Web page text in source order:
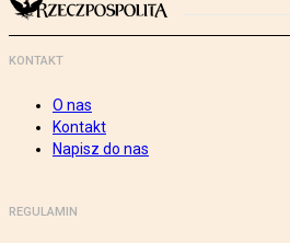
KONTAKT
O nas
Kontakt
Napisz do nas
REGULAMIN